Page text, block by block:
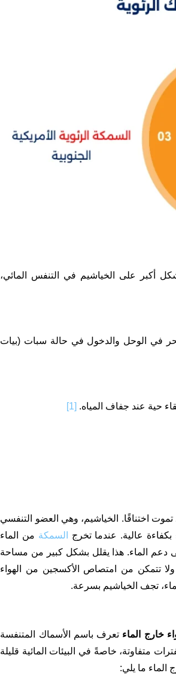
بشكل أكبر على الخياشيم في التنفس المائي،
في الوحل والدخول في حالة سبات (بيات
حية عند جفاف المياه. [1]
اختناقًا. الخياشيم، وهي العضو التنفسي
عالية. عندما تخرج
السمكة من الماء
دعم الماء. هذا يقلل بشكل كبير من مساحة
ولا تتمكن من امتصاص الأكسجين من الهواء
تجف الخياشيم بسرعة.
خارج الماء تعرف باسم الأسماك المتنفسة
متفاوتة، خاصةً في البيئات المائية قليلة
ما يلي: